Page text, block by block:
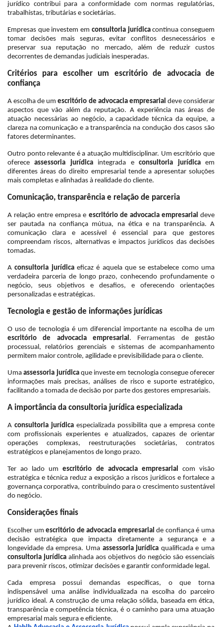
jurídico contribui para a conformidade com normas regulatórias,
trabalhistas, tributárias e societárias.
Empresas que investem em consultoria jurídicacontínua conseguem
tomar decisões mais seguras, evitar conflitos desnecessários e
preservar sua reputação no mercado, além de reduzir custos
decorrentes de demandas judiciais inesperadas.
Critérios para escolher um escritório de advocacia de
confiança
A escolha de umescritório de advocacia empresarial deve considerar
aspectos que vão além da reputação. A experiência nas áreas de
atuação necessárias ao negócio, a capacidade técnica da equipe, a
clareza na comunicação e a transparência na condução dos casos são
fatores determinantes.
Outro ponto relevante é a atuação multidisciplinar. Um escritório que
ofereceassessoria jurídicaintegrada econsultoria jurídicaem
diferentes áreas do direito empresarial tende a apresentar soluções
mais completas e alinhadas à realidade do cliente.
Comunicação, transparência e relação de parceria
A relação entre empresa e escritório de advocacia empresarial deve
ser pautada na confiança mútua, na ética e na transparência. A
comunicação clara e acessível é essencial para que gestores
compreendam riscos, alternativas e impactos jurídicos das decisões
tomadas.
Aconsultoria jurídicaeficaz é aquela que se estabelece como uma
verdadeira parceria de longo prazo, conhecendo profundamente o
negócio, seus objetivos e desafios, e oferecendo orientações
personalizadas e estratégicas.
Tecnologia e gestão de informações jurídicas
O uso de tecnologia é um diferencial importante na escolha de um
escritório de advocacia empresarial. Ferramentas de gestão
processual, relatórios gerenciais e sistemas de acompanhamento
permitem maior controle, agilidade e previsibilidade para o cliente.
Umaassessoria jurídicaque investe em tecnologia consegue oferecer
informações mais precisas, análises de risco e suporte estratégico,
facilitando a tomada de decisão por parte dos gestores empresariais.
A importância da consultoria jurídica especializada
A consultoria jurídica especializada possibilita que a empresa conte
com profissionais experientes e atualizados, capazes de orientar
operações complexas, reestruturações societárias, contratos
estratégicos e planejamentos de longo prazo.
Ter ao lado umescritório de advocacia empresarial com visão
estratégica e técnica reduz a exposição a riscos jurídicos e fortalece a
governança corporativa, contribuindo para o crescimento sustentável
do negócio.
Considerações finais
Escolher umescritório de advocacia empresarial de confiança é uma
decisão estratégica que impacta diretamente a segurança e a
longevidade da empresa. Uma assessoria jurídica qualificada e uma
consultoria jurídica alinhada aos objetivos do negócio são essenciais
para prevenir riscos, otimizar decisões e garantir conformidade legal.
Cada empresa possui demandas específicas, o que torna
indispensável uma análise individualizada na escolha do parceiro
jurídico ideal. A construção de uma relação sólida, baseada em ética,
transparência e competência técnica, é o caminho para uma atuação
empresarial mais segura e eficiente.